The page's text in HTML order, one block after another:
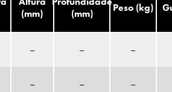
(mm)
(mm)
Peso (kg)
– – –
– – –